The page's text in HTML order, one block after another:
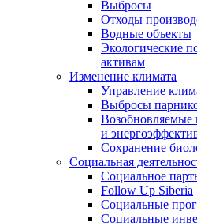
Выбросы
Отходы
Водные объекты
Экологические
активам
Изменение климата
Управление
Выбросы
Возобновляемые
и
Сохранение
Социальная
Социальное
Follow Up Siberia
Социальные
Социальные